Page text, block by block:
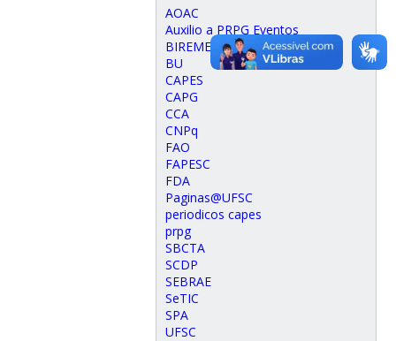
AOAC
Auxilio a PRPG Eventos
BIREME
BU
CAPES
CAPG
CCA
CNPq
FAO
FAPESC
FDA
Paginas@UFSC
periodicos capes
prpg
SBCTA
SCDP
SEBRAE
SeTIC
SPA
UFSC